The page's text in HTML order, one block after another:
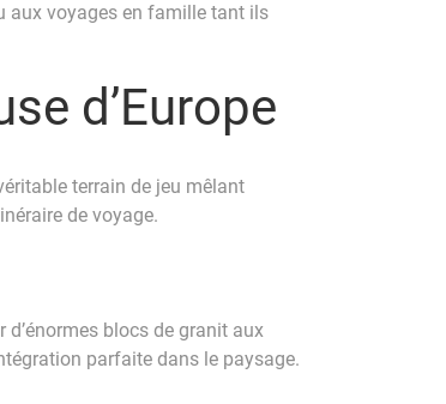
aux voyages en famille tant ils
d’Europe
terrain de jeu mêlant
de voyage.
d’énormes blocs de granit aux
parfaite dans le paysage.